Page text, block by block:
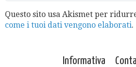
Questo sito usa Akismet per
come i tuoi dati vengono elaborati.
Informativa